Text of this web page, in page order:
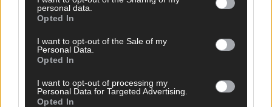
personal data.
Opted In
I want to opt-out of the Sale of my
Personal Data.
Opted In
I want to opt-out of processing my
Personal Data for Targeted Advertising.
Opted In
Germany’s Next Topmodel: Dreh-Abbruch! Gruppen-
Germany’s Next Topmodel: Olivia ist im Finale: „Meine